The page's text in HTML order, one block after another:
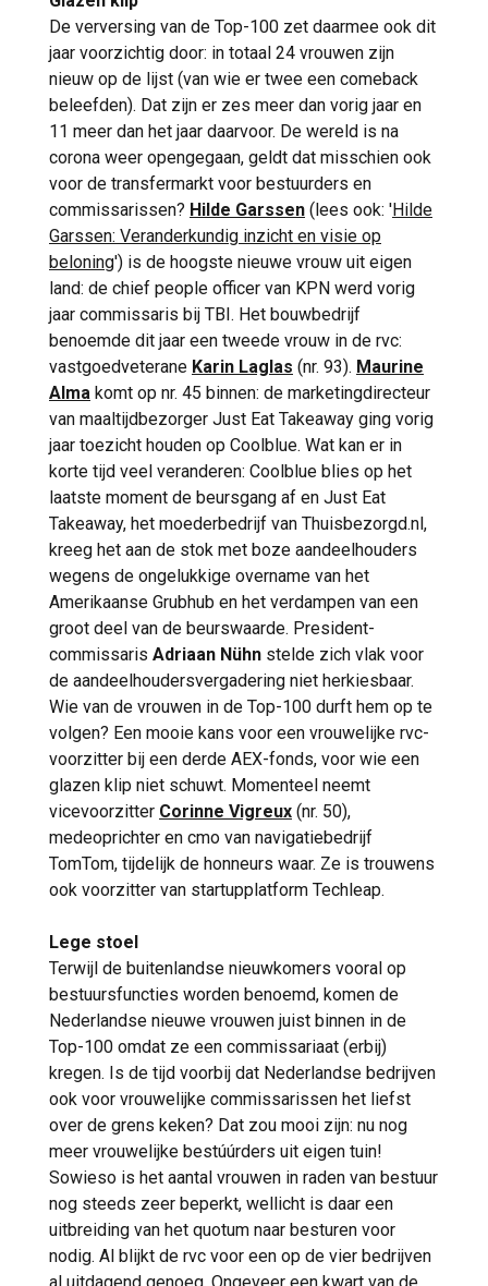
De verversing van de Top-100 zet daarmee ook dit
jaar voorzichtig door: in totaal 24 vrouwen zijn
nieuw op de lijst (van wie er twee een comeback
beleefden). Dat zijn er zes meer dan vorig jaar en
11 meer dan het jaar daarvoor. De wereld is na
corona weer opengegaan, geldt dat misschien ook
voor de transfermarkt voor bestuurders en
commissarissen? Hilde Garssen (lees ook: 'Hilde
Garssen: Veranderkundig inzicht en visie op
beloning') is de hoogste nieuwe vrouw uit eigen
land: de chief people officer van KPN werd vorig
jaar commissaris bij TBI. Het bouwbedrijf
benoemde dit jaar een tweede vrouw in de rvc:
vastgoedveterane Karin Laglas (nr. 93). Maurine
Alma komt op nr. 45 binnen: de marketingdirecteur
van maaltijdbezorger Just Eat Takeaway ging vorig
jaar toezicht houden op Coolblue. Wat kan er in
korte tijd veel veranderen: Coolblue blies op het
laatste moment de beursgang af en Just Eat
Takeaway, het moederbedrijf van Thuisbezorgd.nl,
kreeg het aan de stok met boze aandeelhouders
wegens de ongelukkige overname van het
Amerikaanse Grubhub en het verdampen van een
groot deel van de beurswaarde. President-
commissaris Adriaan Nühn stelde zich vlak voor
de aandeelhoudersvergadering niet herkiesbaar.
Wie van de vrouwen in de Top-100 durft hem op te
volgen? Een mooie kans voor een vrouwelijke rvc-
voorzitter bij een derde AEX-fonds, voor wie een
glazen klip niet schuwt. Momenteel neemt
vicevoorzitter Corinne Vigreux (nr. 50),
medeoprichter en cmo van navigatiebedrijf
TomTom, tijdelijk de honneurs waar. Ze is trouwens
ook voorzitter van startupplatform Techleap.
Lege stoel
Terwijl de buitenlandse nieuwkomers vooral op
bestuursfuncties worden benoemd, komen de
Nederlandse nieuwe vrouwen juist binnen in de
Top-100 omdat ze een commissariaat (erbij)
kregen. Is de tijd voorbij dat Nederlandse bedrijven
ook voor vrouwelijke commissarissen het liefst
over de grens keken? Dat zou mooi zijn: nu nog
meer vrouwelijke bestúúrders uit eigen tuin!
Sowieso is het aantal vrouwen in raden van bestuur
nog steeds zeer beperkt, wellicht is daar een
uitbreiding van het quotum naar besturen voor
nodig. Al blijkt de rvc voor een op de vier bedrijven